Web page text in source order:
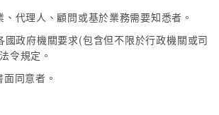
代理人、顧問或基於業務需要知悉者。
國政府機關要求(包含但不限於行政機關或司
令規定。
同意者。